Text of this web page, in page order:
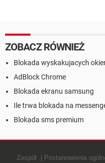
ZOBACZ RÓWNIEŻ
Blokada wyskakujacych
AdBlock Chrome
Blokada ekranu samsung
Ile trwa blokada na
Blokada sms premium
Zespół Postanowienia